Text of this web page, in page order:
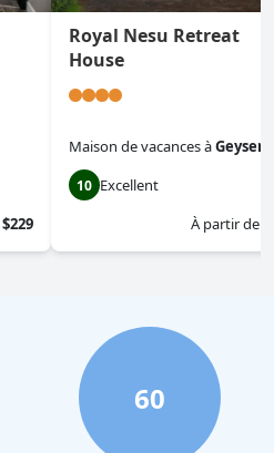
$229
Royal Nesu Retreat
House
Maison de vacancesà
10 Excellent
À partir de
60